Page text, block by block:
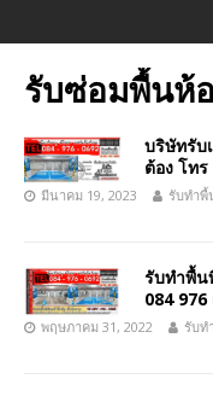
รับซ่อมพื้นห้
บริษัทรับ
ต้อง โท
มีนาคม 19, 2023 รับทำพื้
รับทำพื้น
084 976
พฤษภาคม 31, 2022 รับท